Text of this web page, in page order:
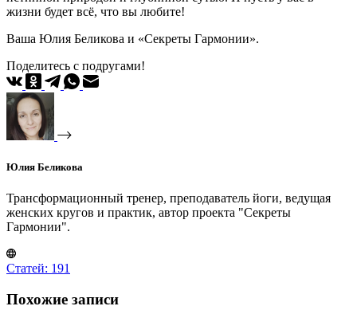
жизни будет всё, что вы любите!
Ваша Юлия Беликова и «Секреты Гармонии».
Поделитесь с подругами!
Юлия Беликова
Трансформационный тренер, преподаватель йоги, ведущая
женских кругов и практик, автор проекта "Секреты
Гармонии".
Статей: 191
Похожие записи